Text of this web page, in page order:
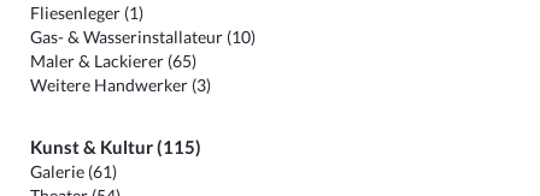
Fliesenleger (1)
Gas- & Wasserinstallateur (10)
Maler & Lackierer (65)
Weitere Handwerker (3)
Kunst & Kultur (115)
Galerie (61)